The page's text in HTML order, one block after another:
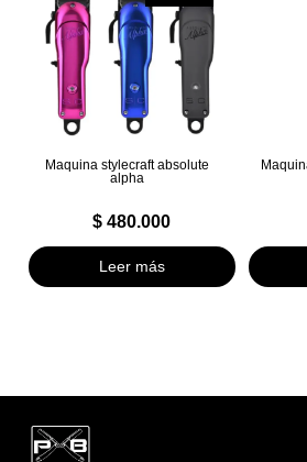
Maquina stylecraft absolute
alpha
$ 480.000
Leer más